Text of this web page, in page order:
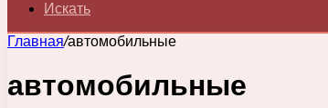
Искать
Главная/автомобильные
автомобильные